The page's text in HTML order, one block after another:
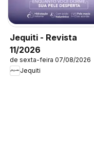
Jequiti - Revista
11/2026
de sexta-feira 07/08/2026
Jequiti